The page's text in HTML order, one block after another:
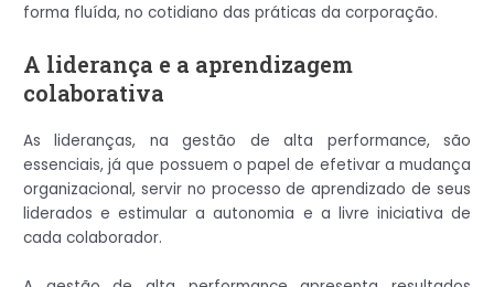
forma fluída, no cotidiano das práticas da corporação.
A liderança e a aprendizagem
colaborativa
As lideranças, na gestão de alta performance, são
essenciais, já que possuem o papel de efetivar a mudança
organizacional, servir no processo de aprendizado de seus
liderados e estimular a autonomia e a livre iniciativa de
cada colaborador.